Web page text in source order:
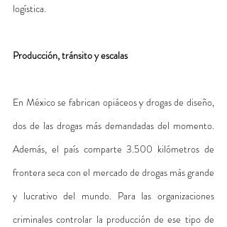
logística.
Producción, tránsito y escalas
En México se fabrican opiáceos y drogas de diseño,
dos de las drogas más demandadas del momento.
Además, el país comparte 3.500 kilómetros de
frontera seca con el mercado de drogas más grande
y lucrativo del mundo. Para las organizaciones
criminales controlar la producción de ese tipo de